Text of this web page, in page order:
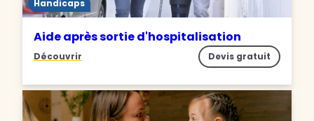
Handicaps
Aide après sortie d'hospitalisation
Découvrir Devis gratuit